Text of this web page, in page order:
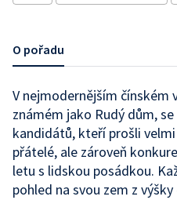
O pořadu
V nejmodernějším čínském
známém jako Rudý dům,
kandidátů, kteří prošli
přátelé, ale zároveň
letu s lidskou posádkou.
pohled na svou zem z